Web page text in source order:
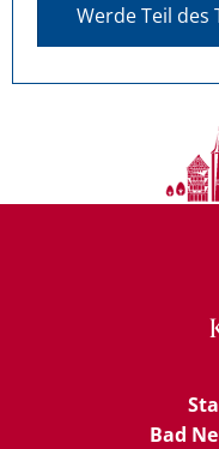
Werde Teil des
Bad